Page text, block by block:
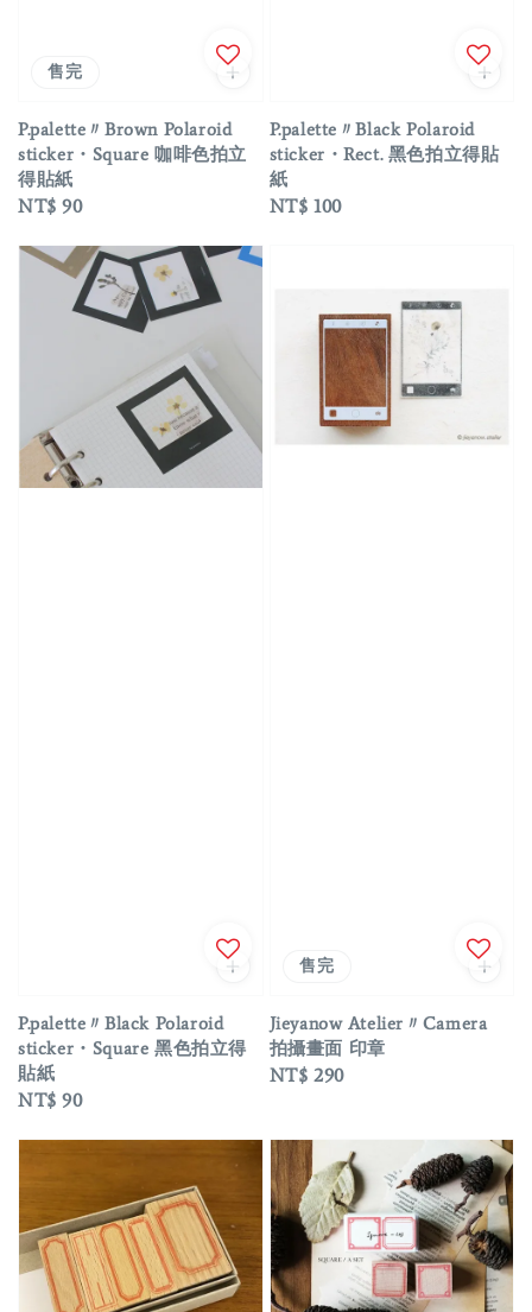
售完
P.palette〃Brown Polaroid
sticker・Square 咖啡色拍立
得貼紙
Regular
NT$ 90
P.palette〃Black Polaroid
sticker・Rect. 黑色拍立得貼
紙
Regular
NT$ 100
P.palette〃Black Polaroid
sticker・Square 黑色拍立得
貼紙
Regular
NT$ 90
售完
Jieyanow Atelier〃Camera
拍攝畫面 印章
Regular
NT$ 290